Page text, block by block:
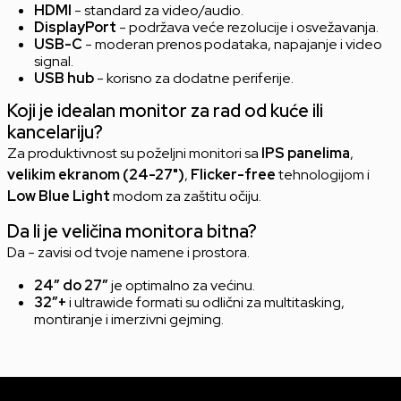
HDMI - standard za video/audio.
DisplayPort - podržava veće rezolucije i osvežavanja.
USB-C - moderan prenos podataka, napajanje i video
signal.
USB hub- korisno za dodatne periferije.
Koji je idealan monitor za rad od kuće ili
kancelariju?
Za produktivnost su poželjni monitori sa IPS panelima,
velikim ekranom (24-27"), Flicker-freetehnologijom i
Low Blue Lightmodom za zaštitu očiju.
Da li je veličina monitora bitna?
Da - zavisi od tvoje namene i prostora.
24” do 27”je optimalno za većinu.
32”+i ultrawide formati su odlični za multitasking,
montiranje i imerzivni gejming.